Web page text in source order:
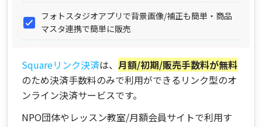
フォトスタジオアプリで背景画像/補正も簡単・商品
マスタ連携で簡単に販売
Squareリンク決済は、 月額/初期/販売手数料が無料
のため決済手数料のみで利用ができるリンク型のオ
ンライン決済サービスです。
NPO団体やレッスン教室/月額会員サイトで利用す